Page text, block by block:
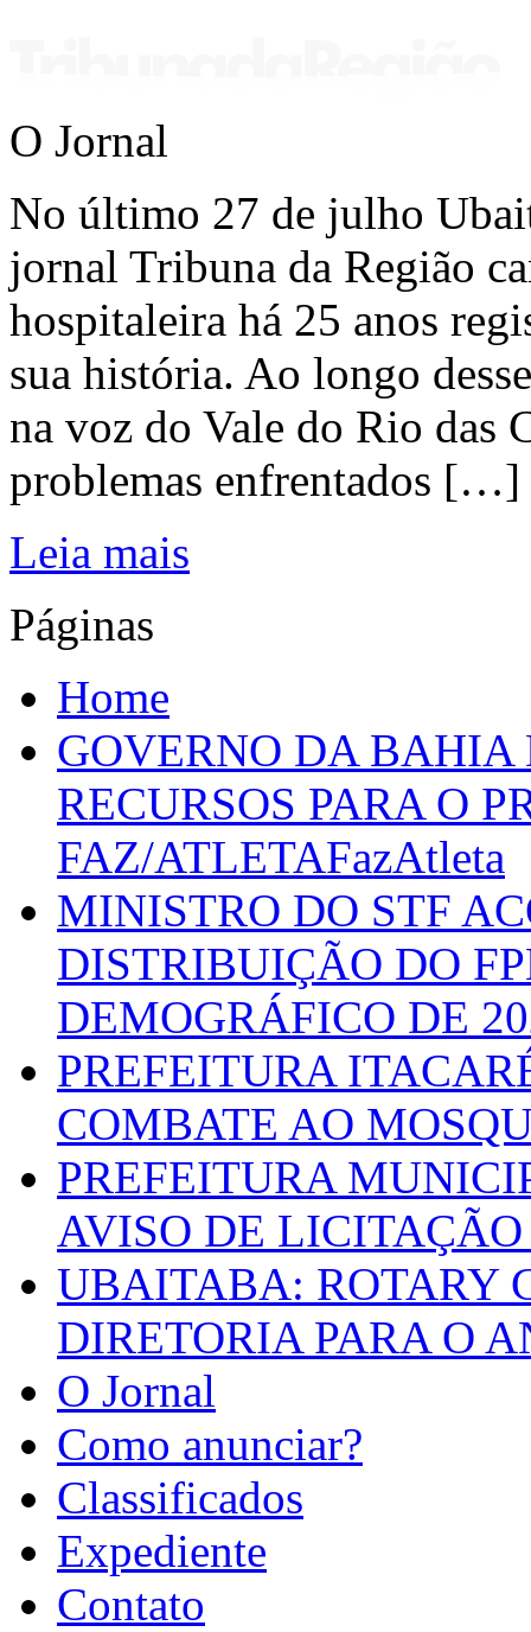
O Jornal
No último 27 de julho
jornal Tribuna da Região
hospitaleira há 25 anos
sua história. Ao longo
na voz do Vale do Rio das
problemas enfrentados […]
Leia mais
Páginas
Home
GOVERNO DA
RECURSOS PARA O
FAZ/ATLETAFazAtleta
MINISTRO DO STF
DISTRIBUIÇÃO DO
DEMOGRÁFICO DE
PREFEITURA
COMBATE AO
PREFEITURA
AVISO DE LICITAÇÃO
UBAITABA: ROTARY
DIRETORIA PARA O
O Jornal
Como anunciar?
Classificados
Expediente
Contato